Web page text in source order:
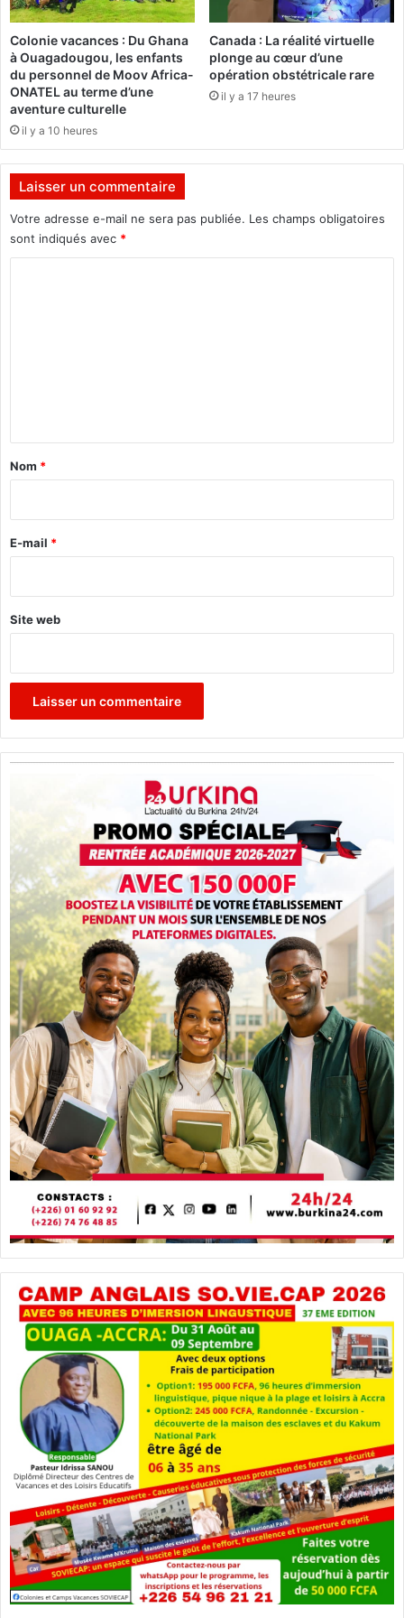
d
i
t
"
B
b
n
g
a
"
é
Colonie vacances : Du Ghana
à Ouagadougou, les enfants
du personnel de Moov Africa-
ONATEL au terme d’une
aventure culturelle
il y a 10 heures
Canada : La réalité virtuelle
plonge au cœur d’une
opération obstétricale rare
il y a 17 heures
Laisser un commentaire
Votre adresse e-mail ne sera pas publiée. Les champs obligatoires
sont indiqués avec *
a
e
Nom *
E-mail *
Site web